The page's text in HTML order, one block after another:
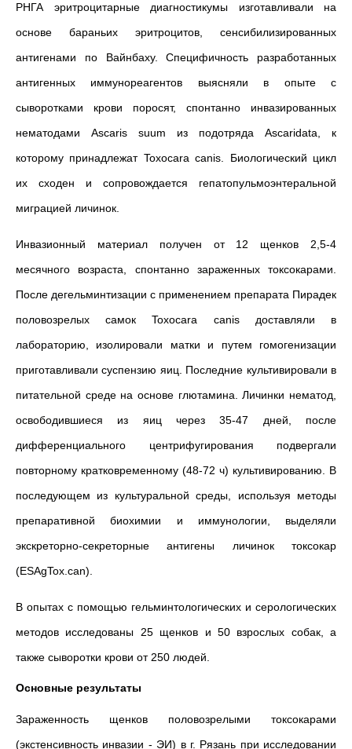
РНГА эритроцитарные диагностикумы изготавливали на
основе бараньих эритроцитов, сенсибилизированных
антигенами по Вайнбаху. Специфичность разработанных
антигенных иммунореагентов выясняли в опыте с
сыворотками крови поросят, спонтанно инвазированных
нематодами Ascaris suum из подотряда Ascaridata, к
которому принадлежат Toxocara canis. Биологический цикл
их сходен и сопровождается гепатопульмоэнтеральной
миграцией личинок.
Инвазионный материал получен от 12 щенков 2,5-4
месячного возраста, спонтанно зараженных токсокарами.
После дегельминтизации с применением препарата Пирадек
половозрелых самок Toxocara canis доставляли в
лабораторию, изолировали матки и путем гомогенизации
приготавливали суспензию яиц. Последние культивировали в
питательной среде на основе глютамина. Личинки нематод,
освободившиеся из яиц через 35-47 дней, после
дифференциального центрифугирования подвергали
повторному кратковременному (48-72 ч) культивированию. В
последующем из культуральной среды, используя методы
препаративной биохимии и иммунологии, выделяли
экскреторно-секреторные антигены личинок токсокар
(ESAgTox.can).
В опытах с помощью гельминтологических и серологических
методов исследованы 25 щенков и 50 взрослых собак, а
также сыворотки крови от 250 людей.
Основные результаты
Зараженность щенков половозрелыми токсокарами
(экстенсивность инвазии - ЭИ) в г. Рязань при исследовании